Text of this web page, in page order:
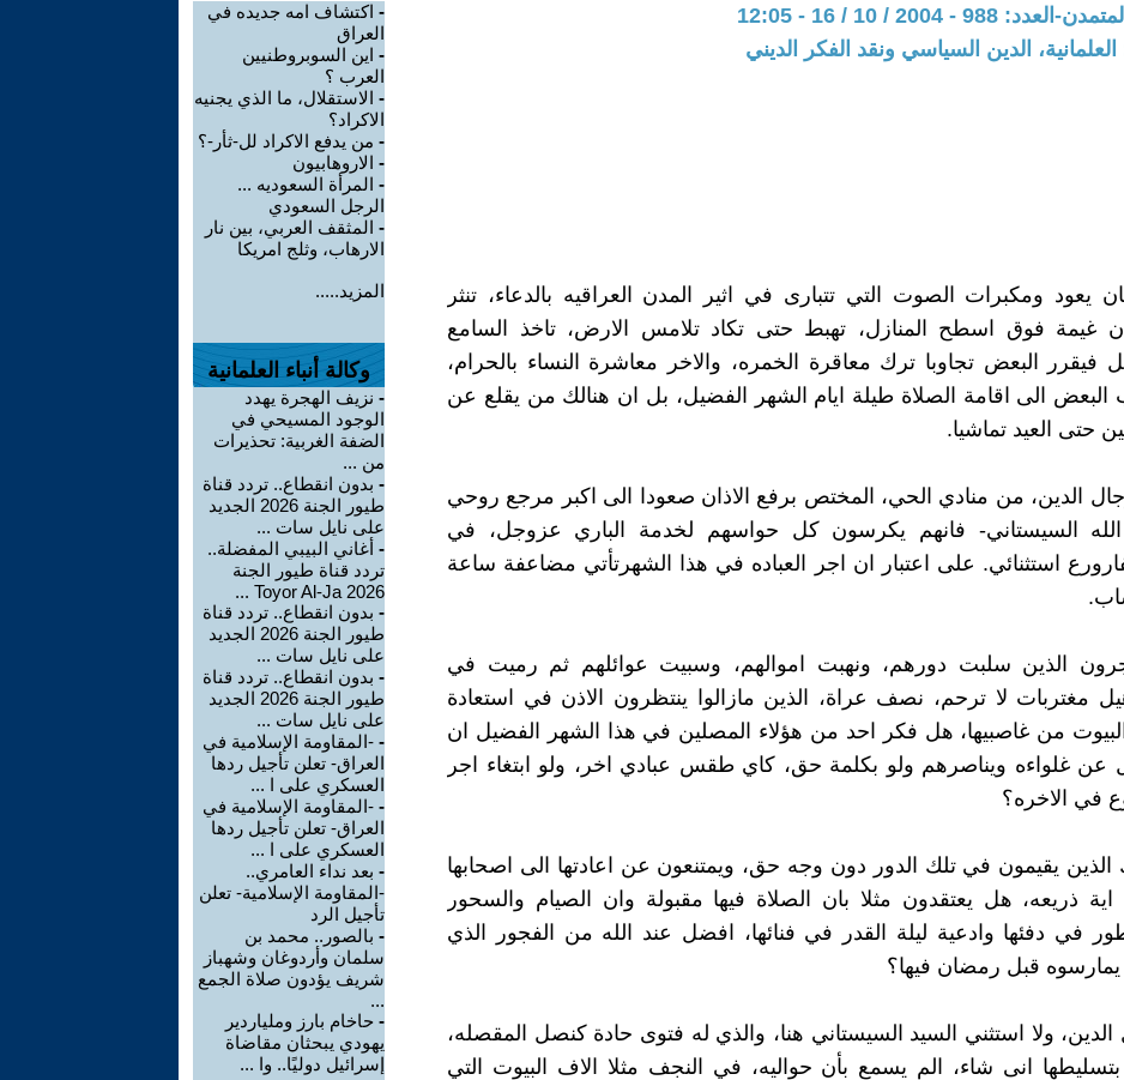
988 - 2004 / 10 / 16 - 12:05
العلمانية، الدين السياسي ونقد الفكر الديني
يعود ومكبرات الصوت التي تتبارى في اثير المدن العراقيه بالدعاء، تنثر
غيمة فوق اسطح المنازل، تهبط حتى تكاد تلامس الارض، تاخذ السامع
فيقرر البعض تجاوبا ترك معاقرة الخمره، والاخر معاشرة النساء بالحرام،
البعض الى اقامة الصلاة طيلة ايام الشهر الفضيل، بل ان هنالك من يقلع عن
حتى العيد تماشيا.
الدين، من منادي الحي، المختص برفع الاذان صعودا الى اكبر مرجع روحي
الله السيستاني- فانهم يكرسون كل حواسهم لخدمة الباري عزوجل، في
استثنائي. على اعتبار ان اجر العباده في هذا الشهرتأتي مضاعفة ساعة
الذين سلبت دورهم، ونهبت اموالهم، وسبيت عوائلهم ثم رميت في
مغتربات لا ترحم، نصف عراة، الذين مازالوا ينتظرون الاذن في استعادة
من غاصبيها، هل فكر احد من هؤلاء المصلين في هذا الشهر الفضيل ان
عن غلواءه ويناصرهم ولو بكلمة حق، كاي طقس عبادي اخر، ولو ابتغاء اجر
في الاخره؟
الذين يقيمون في تلك الدور دون وجه حق، ويمتنعون عن اعادتها الى اصحابها
ذريعه، هل يعتقدون مثلا بان الصلاة فيها مقبولة وان الصيام والسحور
في دفئها وادعية ليلة القدر في فنائها، افضل عند الله من الفجور الذي
يمارسوه قبل رمضان فيها؟
الدين، ولا استثني السيد السيستاني هنا، والذي له فتوى حادة كنصل المقصله،
بتسليطها انى شاء، الم يسمع بأن حواليه، في النجف مثلا الاف البيوت التي
- اكتشاف امه جديده في
العراق
- اين السوبروطنيين
العرب ؟
- الاستقلال، ما الذي يجنيه
الاكراد؟
- من يدفع الاكراد لل-ثأر-؟
- الاروهابيون
- المرأة السعوديه ...
الرجل السعودي
- المثقف العربي، بين نار
الارهاب، وثلج امريكا
المزيد.....
وكالة أنباء العلمانية
- نزيف الهجرة يهدد
الوجود المسيحي في
الضفة الغربية: تحذيرات
من ...
- بدون انقطاع.. تردد قناة
طيور الجنة 2026 الجديد
على نايل سات ...
- أغاني البيبي المفضلة..
تردد قناة طيور الجنة
2026 Toyor Al-Ja ...
- بدون انقطاع.. تردد قناة
طيور الجنة 2026 الجديد
على نايل سات ...
- بدون انقطاع.. تردد قناة
طيور الجنة 2026 الجديد
على نايل سات ...
- -المقاومة الإسلامية في
العراق- تعلن تأجيل ردها
العسكري على ا ...
- -المقاومة الإسلامية في
العراق- تعلن تأجيل ردها
العسكري على ا ...
- بعد نداء العامري..
-المقاومة الإسلامية- تعلن
تأجيل الرد
- بالصور.. محمد بن
سلمان وأردوغان وشهباز
شريف يؤدون صلاة الجمع
...
- حاخام بارز وملياردير
يهودي يبحثان مقاضاة
إسرائيل دوليًا.. وا ...